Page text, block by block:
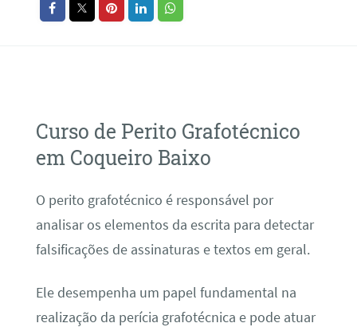
Curso de Perito Grafotécnico
em Coqueiro Baixo
O perito grafotécnico é responsável por
analisar os elementos da escrita para detectar
falsificações de assinaturas e textos em geral.
Ele desempenha um papel fundamental na
realização da perícia grafotécnica e pode atuar